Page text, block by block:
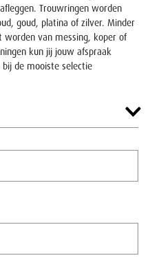
Trouwringen worden
goud, platina of zilver. Minder
worden van messing, koper of
kun jij jouw afspraak
de mooiste selectie